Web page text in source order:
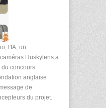
l'IA, un
Huskylens a
concours
anglaise
de
du projet.